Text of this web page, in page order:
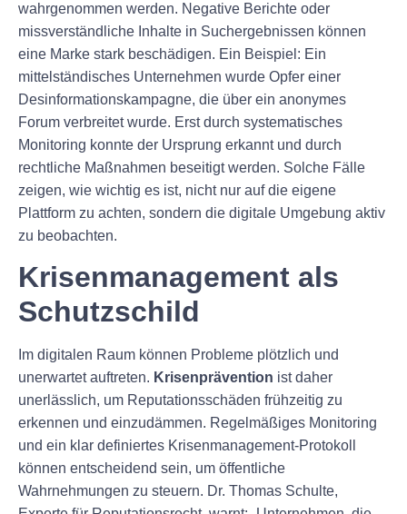
wahrgenommen werden. Negative Berichte oder
missverständliche Inhalte in Suchergebnissen können
eine Marke stark beschädigen. Ein Beispiel: Ein
mittelständisches Unternehmen wurde Opfer einer
Desinformationskampagne, die über ein anonymes
Forum verbreitet wurde. Erst durch systematisches
Monitoring konnte der Ursprung erkannt und durch
rechtliche Maßnahmen beseitigt werden. Solche Fälle
zeigen, wie wichtig es ist, nicht nur auf die eigene
Plattform zu achten, sondern die digitale Umgebung aktiv
zu beobachten.
Krisenmanagement als
Schutzschild
Im digitalen Raum können Probleme plötzlich und
unerwartet auftreten. Krisenprävention ist daher
unerlässlich, um Reputationsschäden frühzeitig zu
erkennen und einzudämmen. Regelmäßiges Monitoring
und ein klar definiertes Krisenmanagement-Protokoll
können entscheidend sein, um öffentliche
Wahrnehmungen zu steuern. Dr. Thomas Schulte,